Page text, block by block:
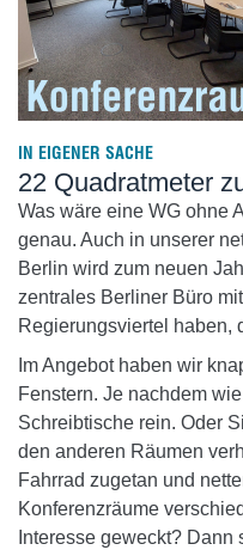
IN EIGENER SACHE
22 Quadratmeter
Was wäre eine WG ohne
genau. Auch in unserer
Berlin wird zum neuen
zentrales Berliner Büro
Regierungsviertel haben,
Im Angebot haben wir
Fenstern. Je nachdem
Schreibtische rein. Oder
den anderen Räumen
Fahrrad zugetan und
Konferenzräume
Interesse geweckt?